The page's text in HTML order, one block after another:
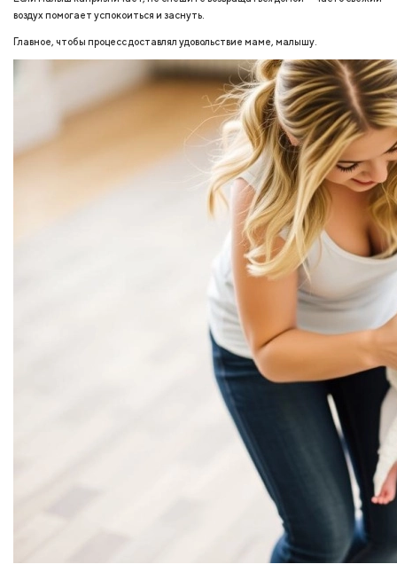
воздух помогает успокоиться и заснуть.
Главное, чтобы процесс доставлял удовольствие маме, малышу.